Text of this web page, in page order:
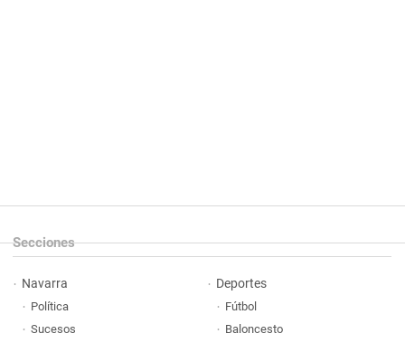
Secciones
Navarra
Política
Sucesos
Deportes
Fútbol
Baloncesto